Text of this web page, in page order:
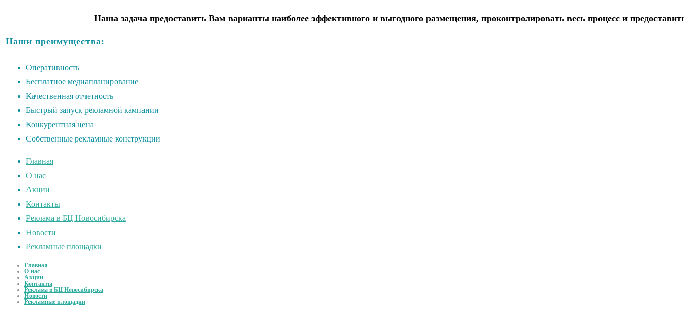
Наша задача предоставить Вам варианты наиболее эффективного и выгодного размещения, проконтролировать весь процесс и
Наши преимущества:
Оперативность
Бесплатное медиапланирование
Качественная отчетность
Быстрый запуск рекламной кампании
Конкурентная цена
Собственные рекламные конструкции
Главная
О нас
Акции
Контакты
Реклама в БЦ Новосибирска
Новости
Рекламные площадки
Главная
О нас
Акции
Контакты
Реклама в БЦ Новосибирска
Новости
Рекламные площадки